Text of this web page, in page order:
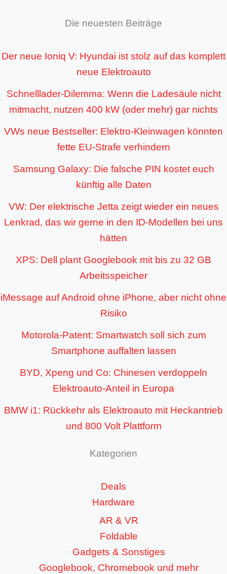
Die neuesten Beiträge
Der neue Ioniq V: Hyundai ist stolz auf das komplett
neue Elektroauto
Schnelllader-Dilemma: Wenn die Ladesäule nicht
mitmacht, nutzen 400 kW (oder mehr) gar nichts
VWs neue Bestseller: Elektro-Kleinwagen könnten
fette EU-Strafe verhindern
Samsung Galaxy: Die falsche PIN kostet euch
künftig alle Daten
VW: Der elektrische Jetta zeigt wieder ein neues
Lenkrad, das wir gerne in den ID-Modellen bei uns
hätten
XPS: Dell plant Googlebook mit bis zu 32 GB
Arbeitsspeicher
iMessage auf Android ohne iPhone, aber nicht ohne
Risiko
Motorola-Patent: Smartwatch soll sich zum
Smartphone auffalten lassen
BYD, Xpeng und Co: Chinesen verdoppeln
Elektroauto-Anteil in Europa
BMW i1: Rückkehr als Elektroauto mit Heckantrieb
und 800 Volt Plattform
Kategorien
Deals
Hardware
AR & VR
Foldable
Gadgets & Sonstiges
Googlebook, Chromebook und mehr